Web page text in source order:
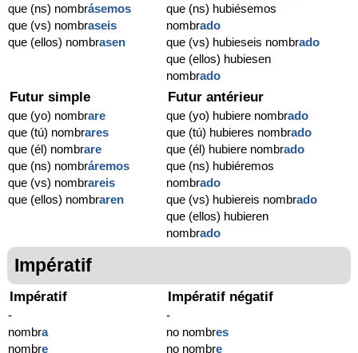
que (ns) nombrásemos
que (vs) nombraseis
que (ellos) nombrasen
que (ns) hubiésemos
nombrado
que (vs) hubieseis nombrado
que (ellos) hubiesen
nombrado
Futur simple
que (yo) nombrare
que (tú) nombrares
que (él) nombrare
que (ns) nombráremos
que (vs) nombrareis
que (ellos) nombraren
Futur antérieur
que (yo) hubiere nombrado
que (tú) hubieres nombrado
que (él) hubiere nombrado
que (ns) hubiéremos
nombrado
que (vs) hubiereis nombrado
que (ellos) hubieren
nombrado
Impératif
Impératif
-
nombra
nombre
Impératif négatif
-
no nombres
no nombre